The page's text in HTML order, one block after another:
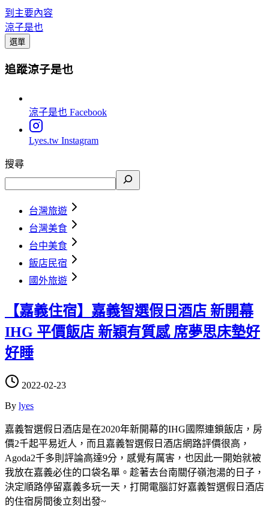
到主要內容
涼子是也
選單
追蹤涼子是也
涼子是也 Facebook
Lyes.tw Instagram
搜尋
台灣旅遊
台灣美食
台中美食
飯店民宿
國外旅遊
【嘉義住宿】嘉義智選假日酒店 新開幕
IHG 平價飯店 新穎有質感 席夢思床墊好
好睡
2022-02-23
By lyes
嘉義智選假日酒店是在2020年新開幕的IHG國際連鎖飯店，房
價2千起平易近人，而且嘉義智選假日酒店網路評價很高，
Agoda2千多則評論高達9分，感覺有厲害，也因此一開始就被
我放在嘉義必住的口袋名單。趁著去台南關仔嶺泡湯的日子，
決定順路停留嘉義多玩一天，打開電腦訂好嘉義智選假日酒店
的住宿房間後立刻出發~